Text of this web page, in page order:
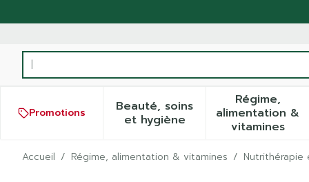
Rechercher
Promotions
Beauté, soins
et hygièneAfficher le sous-menu
Régime,
alimentation &
vitamines
Afficher
Accueil / Régime, alimentation & vitamines /